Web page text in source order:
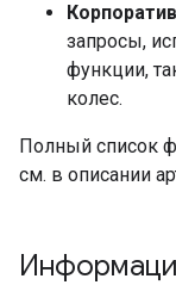
запросы,
функции,
колес.
Полный список
см. в описании